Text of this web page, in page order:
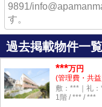
9891/
す。
過去掲載物件一覧
***万円
(管理費・共
敷：***｜礼
1階 / *** / ***